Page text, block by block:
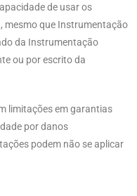
de usar os
mesmo que Instrumentação
da Instrumentação
ou por escrito da
limitações em garantias
por danos
podem não se aplicar